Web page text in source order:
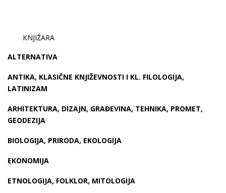
KNJIŽARA
ALTERNATIVA
ANTIKA, KLASIČNE KNJIŽEVNOSTI I KL. FILOLOGIJA,
LATINIZAM
ARHITEKTURA, DIZAJN, GRAĐEVINA, TEHNIKA, PROMET,
GEODEZIJA
BIOLOGIJA, PRIRODA, EKOLOGIJA
EKONOMIJA
ETNOLOGIJA, FOLKLOR, MITOLOGIJA